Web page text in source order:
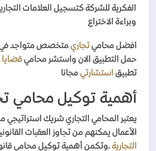
الفكرية للشركة كتسجيل العلامات
وبراءة الاختراع
افضل محامي تجاري متخصص متواجد في
حمل التطبيق الان واستشر محامي قضايا
تطبيق استشارتي مجانا
أهمية توكيل محامي
يعتبر المحامي التجاري شريك استراتيجي
الأعمال يمكنهم من تجاوز العقبات
التجارية .وتكمن أهمية توكيل محامي